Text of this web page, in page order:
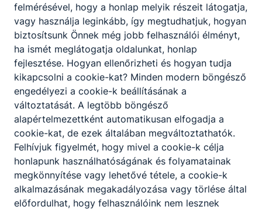
felmérésével, hogy a honlap melyik részeit látogatja,
vagy használja leginkább, így megtudhatjuk, hogyan
biztosítsunk Önnek még jobb felhasználói élményt,
ha ismét meglátogatja oldalunkat, honlap
fejlesztése. Hogyan ellenőrizheti és hogyan tudja
kikapcsolni a cookie-kat? Minden modern böngésző
engedélyezi a cookie-k beállításának a
változtatását. A legtöbb böngésző
alapértelmezettként automatikusan elfogadja a
cookie-kat, de ezek általában megváltoztathatók.
Felhívjuk figyelmét, hogy mivel a cookie-k célja
honlapunk használhatóságának és folyamatainak
megkönnyítése vagy lehetővé tétele, a cookie-k
alkalmazásának megakadályozása vagy törlése által
előfordulhat, hogy felhasználóink nem lesznek